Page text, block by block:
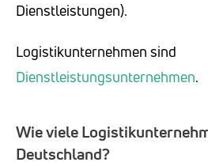
Dienstleistungen).
Logistikunternehmen sind
Dienstleistungsunternehmen.
Wie viele
Deutschland?